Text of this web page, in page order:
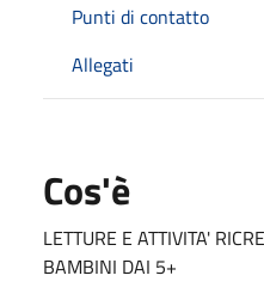
Punti di contatto
Allegati
Cos'è
LETTURE E ATTIVITA'
BAMBINI DAI 5+